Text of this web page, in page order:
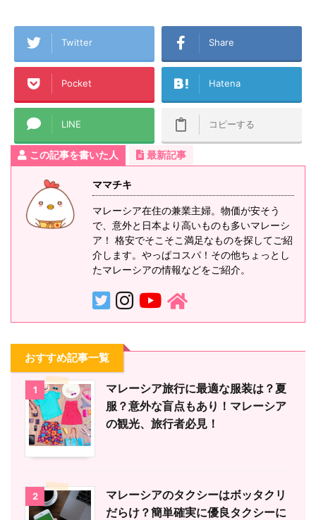
Twitter Share
Pocket Hatena
LINE コピーする
この記事を書いた人 最新記事
ママチキ
マレーシア在住の兼業主婦。物価が安そう
で、意外と日本より高いものも多いマレーシ
ア！ 格安でそこそこ満足なものを探してご紹
介します。やっぱコスパ！その他ちょっとし
たマレーシアの情報などをご紹介。
おすすめ記事一覧
1
マレーシア旅行に最適な服装は？夏
服？意外な盲点もあり！マレーシア
の観光、旅行者必見！
2
マレーシアのタクシーはボッタクリ
だらけ？簡単確実に優良タクシーに